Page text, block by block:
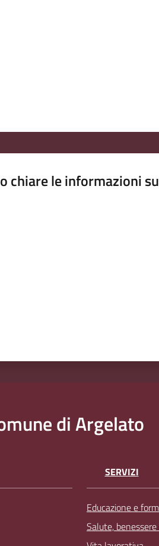
chiare le informazioni
di Argelato
SERVIZI
Educazione e
Salute,